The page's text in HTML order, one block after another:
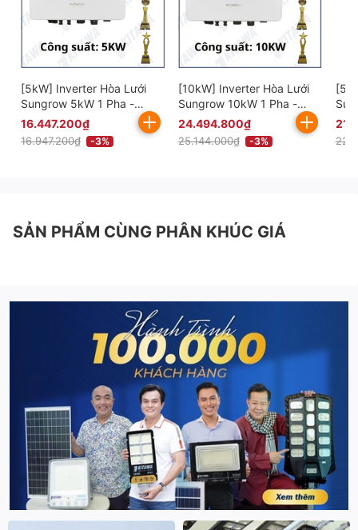
[5kW] Inverter Hòa Lưới
Sungrow 5kW 1 Pha -
SG5RS
16.447.200₫
16.947.200₫ -3%
[10kW] Inverter Hòa Lưới
Sungrow 10kW 1 Pha -
SG10RS
24.494.800₫
25.144.000₫ -3%
SẢN PHẨM CÙNG PHÂN KHÚC GIÁ